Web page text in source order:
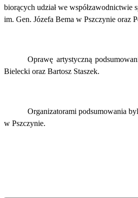
biorących udział we współzawodnictwie
im. Gen. Józefa Bema w Pszczynie oraz
Oprawę artystyczną
Bielecki oraz Bartosz Staszek.
Organizatorami podsumowania
w Pszczynie.